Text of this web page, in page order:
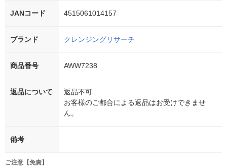
JANコード 4515061014157
ブランド クレンジングリサーチ
商品番号 AWW7238
返品について
返品不可
お客様のご都合による返品はお受けできませ
ん。
備考
ご注意【免責】